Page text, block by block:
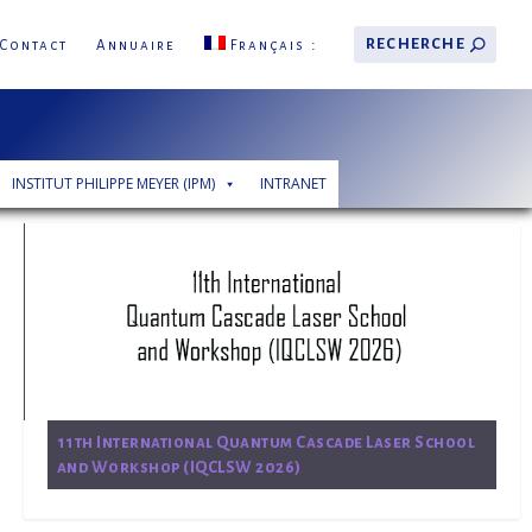
Contact Annuaire Français
INSTITUT PHILIPPE MEYER (IPM) INTRANET
11th International Quantum Cascade Laser School
and Workshop (IQCLSW 2026)